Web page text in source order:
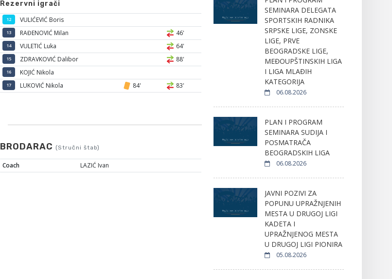
Rezervni igrači
12 VULIĆEVIĆ Boris
13 RAĐENOVIĆ Milan 46'
14 VULETIĆ Luka 64'
15 ZDRAVKOVIĆ Dalibor 88'
16 KOJIĆ Nikola
17 LUKOVIĆ Nikola 84' 83'
BRODARAC (Stručni štab)
Coach LAZIĆ Ivan
SEMINARA DELEGATA
SPORTSKIH RADNIKA
SRPSKE LIGE, ZONSKE
LIGE, PRVE
BEOGRADSKE LIGE,
MEĐOUPŠTINSKIH LIGA
I LIGA MLAĐIH
KATEGORIJA
06.08.2026
PLAN I PROGRAM
SEMINARA SUDIJA I
POSMATRAČA
BEOGRADSKIH LIGA
06.08.2026
JAVNI POZIVI ZA
POPUNU UPRAŽNJENIH
MESTA U DRUGOJ LIGI
KADETA I
UPRAŽNJENOG MESTA
U DRUGOJ LIGI PIONIRA
05.08.2026